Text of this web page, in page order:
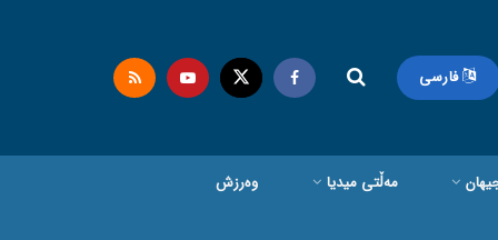
فارسی
مەڵتی میدیا وەرزش